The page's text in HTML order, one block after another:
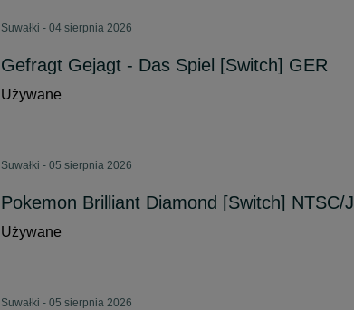
Suwałki - 04 sierpnia 2026
Gefragt Gejagt - Das Spiel [Switch] GER
Używane
Suwałki - 05 sierpnia 2026
Pokemon Brilliant Diamond [Switch] NTSC/J
Używane
Suwałki - 05 sierpnia 2026